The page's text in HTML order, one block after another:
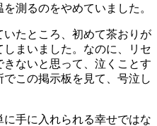
測るのをやめていました。
たところ、初めて茶おりが
まいました。なのに、リセ
ないと思って、泣くことす
この掲示板を見て、号泣し
手に入れられる幸せではな